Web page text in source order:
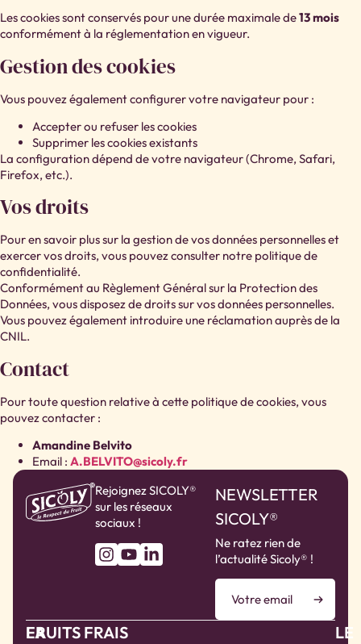
Les cookies sont conservés pour une durée maximale de13 mois
conformément à la réglementation en vigueur.
Gestion des cookies
Vous pouvez également configurer votre navigateur pour :
Accepter ou refuser les cookies
Supprimer les cookies existants
La configuration dépend de votre navigateur (Chrome, Safari,
Firefox, etc.).
Vos droits
Pour en savoir plus sur la gestion de vos données personnelles et
exercer vos droits, vous pouvez consulter notre politique de
confidentialité.
Conformément au Règlement Général sur la Protection des
Données, vous disposez de droits sur vos données personnelles.
Vous pouvez également introduire une réclamation auprès de la
CNIL.
Contact
Pour toute question relative à cette politique de cookies, vous
pouvez contacter :
Amandine Belvito
Email : A.BELVITO@sicoly.fr
Rejoignez SICOLY®
sur les réseaux
sociaux !
NEWSLETTER
SICOLY®
Ne ratez rien de
l’actualité Sicoly® !
LA
FRUITS FRAIS
LE